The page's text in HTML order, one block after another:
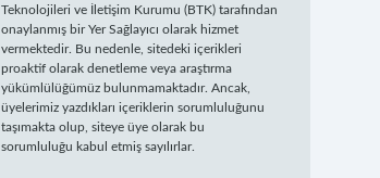
Teknolojileri ve İletişim Kurumu (BTK) tarafından
onaylanmış bir Yer Sağlayıcı olarak hizmet
vermektedir. Bu nedenle, sitedeki içerikleri
proaktif olarak denetleme veya araştırma
yükümlülüğümüz bulunmamaktadır. Ancak,
üyelerimiz yazdıkları içeriklerin sorumluluğunu
taşımakta olup, siteye üye olarak bu
sorumluluğu kabul etmiş sayılırlar.